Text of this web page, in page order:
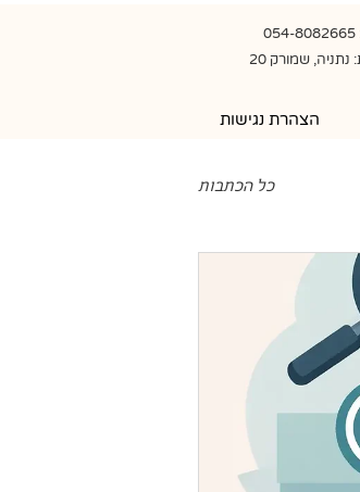
שמורק 20
הצהרת נגישות
כל הכתבות